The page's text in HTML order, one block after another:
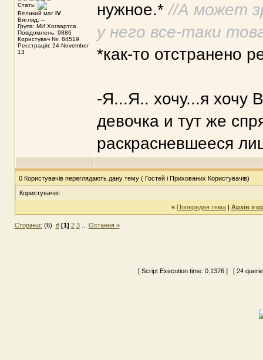
Стать:
Великий маг IV
Вигляд: --
Група: МИ Хогвартса
Повідомлень: 9886
Користувач №: 84519
Реєстрація: 24-November
13
нужное.*//А может
у него все-таки
*как-то отстранено
-Я...Я.. хочу...я хочу
девочка и тут же
раскрасневшееся
0 Користувачів переглядають дану тему ( Гостей і Прихованих Користувачів)
Користувачів:
« Попередня тема | Архів
Сторінки: (6) # [1] 2 3... Остання »
[ Script Execution time: 0.1376 ] [ 24